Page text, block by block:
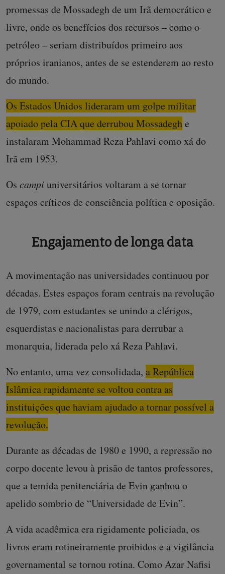
promessas de Mossadegh de um Irã democrático e
livre, onde os benefícios dos recursos – como o
petróleo – seriam distribuídos primeiro aos
próprios iranianos, antes de se estenderem ao resto
do mundo.
Os Estados Unidos lideraram um golpe militar
apoiado pela CIA que derrubou Mossadeghe
instalaram Mohammad Reza Pahlavi como xá do
Irã em 1953.
Os campiuniversitários voltaram a se tornar
espaços críticos de consciência política e oposição.
Engajamento de longa data
A movimentação nas universidades continuou por
décadas. Estes espaços foram centrais na revolução
de 1979, com estudantes se unindo a clérigos,
esquerdistas e nacionalistas para derrubar a
monarquia, liderada pelo xá Reza Pahlavi.
No entanto, uma vez consolidada, a República
Islâmica rapidamente se voltou contra as
instituições que haviam ajudado a tornar possível a
revolução.
Durante as décadas de 1980 e 1990, a repressão no
corpo docente levou à prisão de tantos professores,
que a temida penitenciária de Evin ganhou o
apelido sombrio de “Universidade de Evin”.
A vida acadêmica era rigidamente policiada, os
livros eram rotineiramente proibidos e a vigilância
governamental se tornou rotina. Como Azar Nafisi